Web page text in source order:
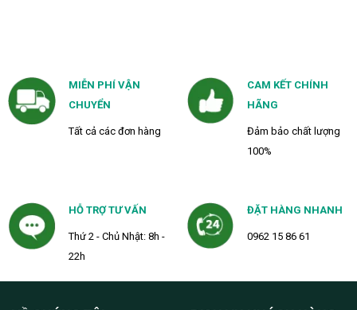
MIỄN PHÍ VẬN
CHUYỂN
Tất cả các đơn hàng
CAM KẾT CHÍNH
HÃNG
Đảm bảo chất lượng
100%
HỖ TRỢ TƯ VẤN
Thứ 2 - Chủ Nhật: 8h -
22h
ĐẶT HÀNG NHANH
0962 15 86 61